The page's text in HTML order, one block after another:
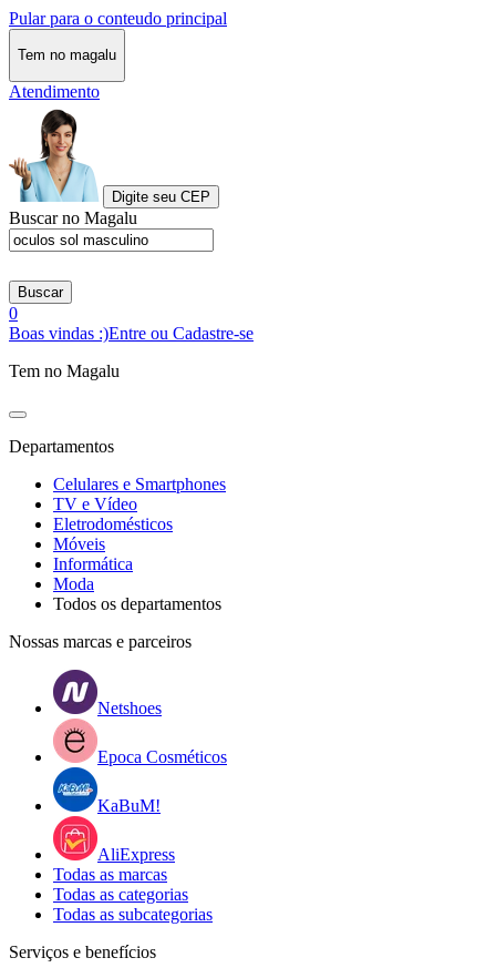
Pular para o conteudo principal
Tem no magalu
Atendimento
Digite seu CEP
Buscar no Magalu
Buscar
0
Boas vindas :)Entre ou Cadastre-se
Tem no Magalu
Departamentos
Celulares e Smartphones
TV e Vídeo
Eletrodomésticos
Móveis
Informática
Moda
Todos os departamentos
Nossas marcas e parceiros
Netshoes
Epoca Cosméticos
KaBuM!
AliExpress
Todas as marcas
Todas as categorias
Todas as subcategorias
Serviços e benefícios